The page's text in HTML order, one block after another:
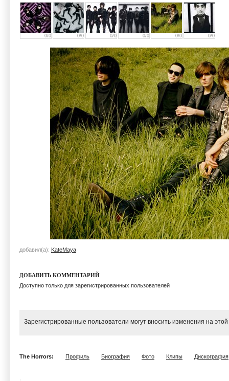
0/0 0/0 0/0 0/0 0/0 0/0
добавил(а): KateMaya
ДОБАВИТЬ КОММЕНТАРИЙ
Доступно только для зарегистрированных пользователей
Зарегистрированные пользователи могут вносить изменения на
The Horrors: Профиль Биография Фото Клипы Дискография